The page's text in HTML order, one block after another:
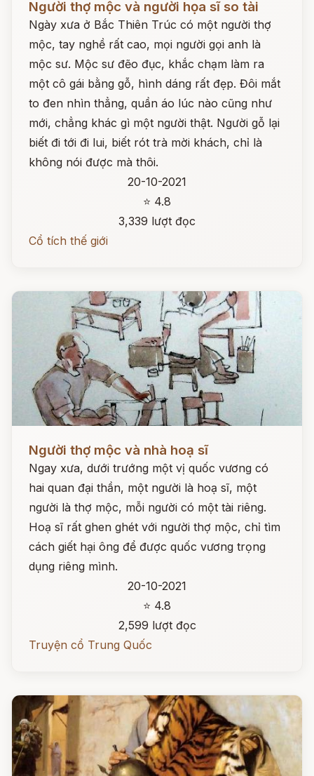
Người thợ mộc và người họa sĩ so tài
Ngày xưa ở Bắc Thiên Trúc có một người thợ
mộc, tay nghề rất cao, mọi người gọi anh là
mộc sư. Mộc sư đẽo đục, khắc chạm làm ra
một cô gái bằng gỗ, hình dáng rất đẹp. Đôi mắt
to đen nhìn thẳng, quần áo lúc nào cũng như
mới, chẳng khác gì một người thật. Người gỗ lại
biết đi tới đi lui, biết rót trà mời khách, chỉ là
không nói được mà thôi.
20-10-2021
⭐ 4.8
3,339 lượt đọc
Cổ tích thế giới
Người thợ mộc và nhà hoạ sĩ
Ngay xưa, dưới trướng một vị quốc vương có
hai quan đại thần, một người là hoạ sĩ, một
người là thợ mộc, mỗi người có một tài riêng.
Hoạ sĩ rất ghen ghét với người thợ mộc, chỉ tìm
cách giết hại ông để được quốc vương trọng
dụng riêng mình.
20-10-2021
⭐ 4.8
2,599 lượt đọc
Truyện cổ Trung Quốc